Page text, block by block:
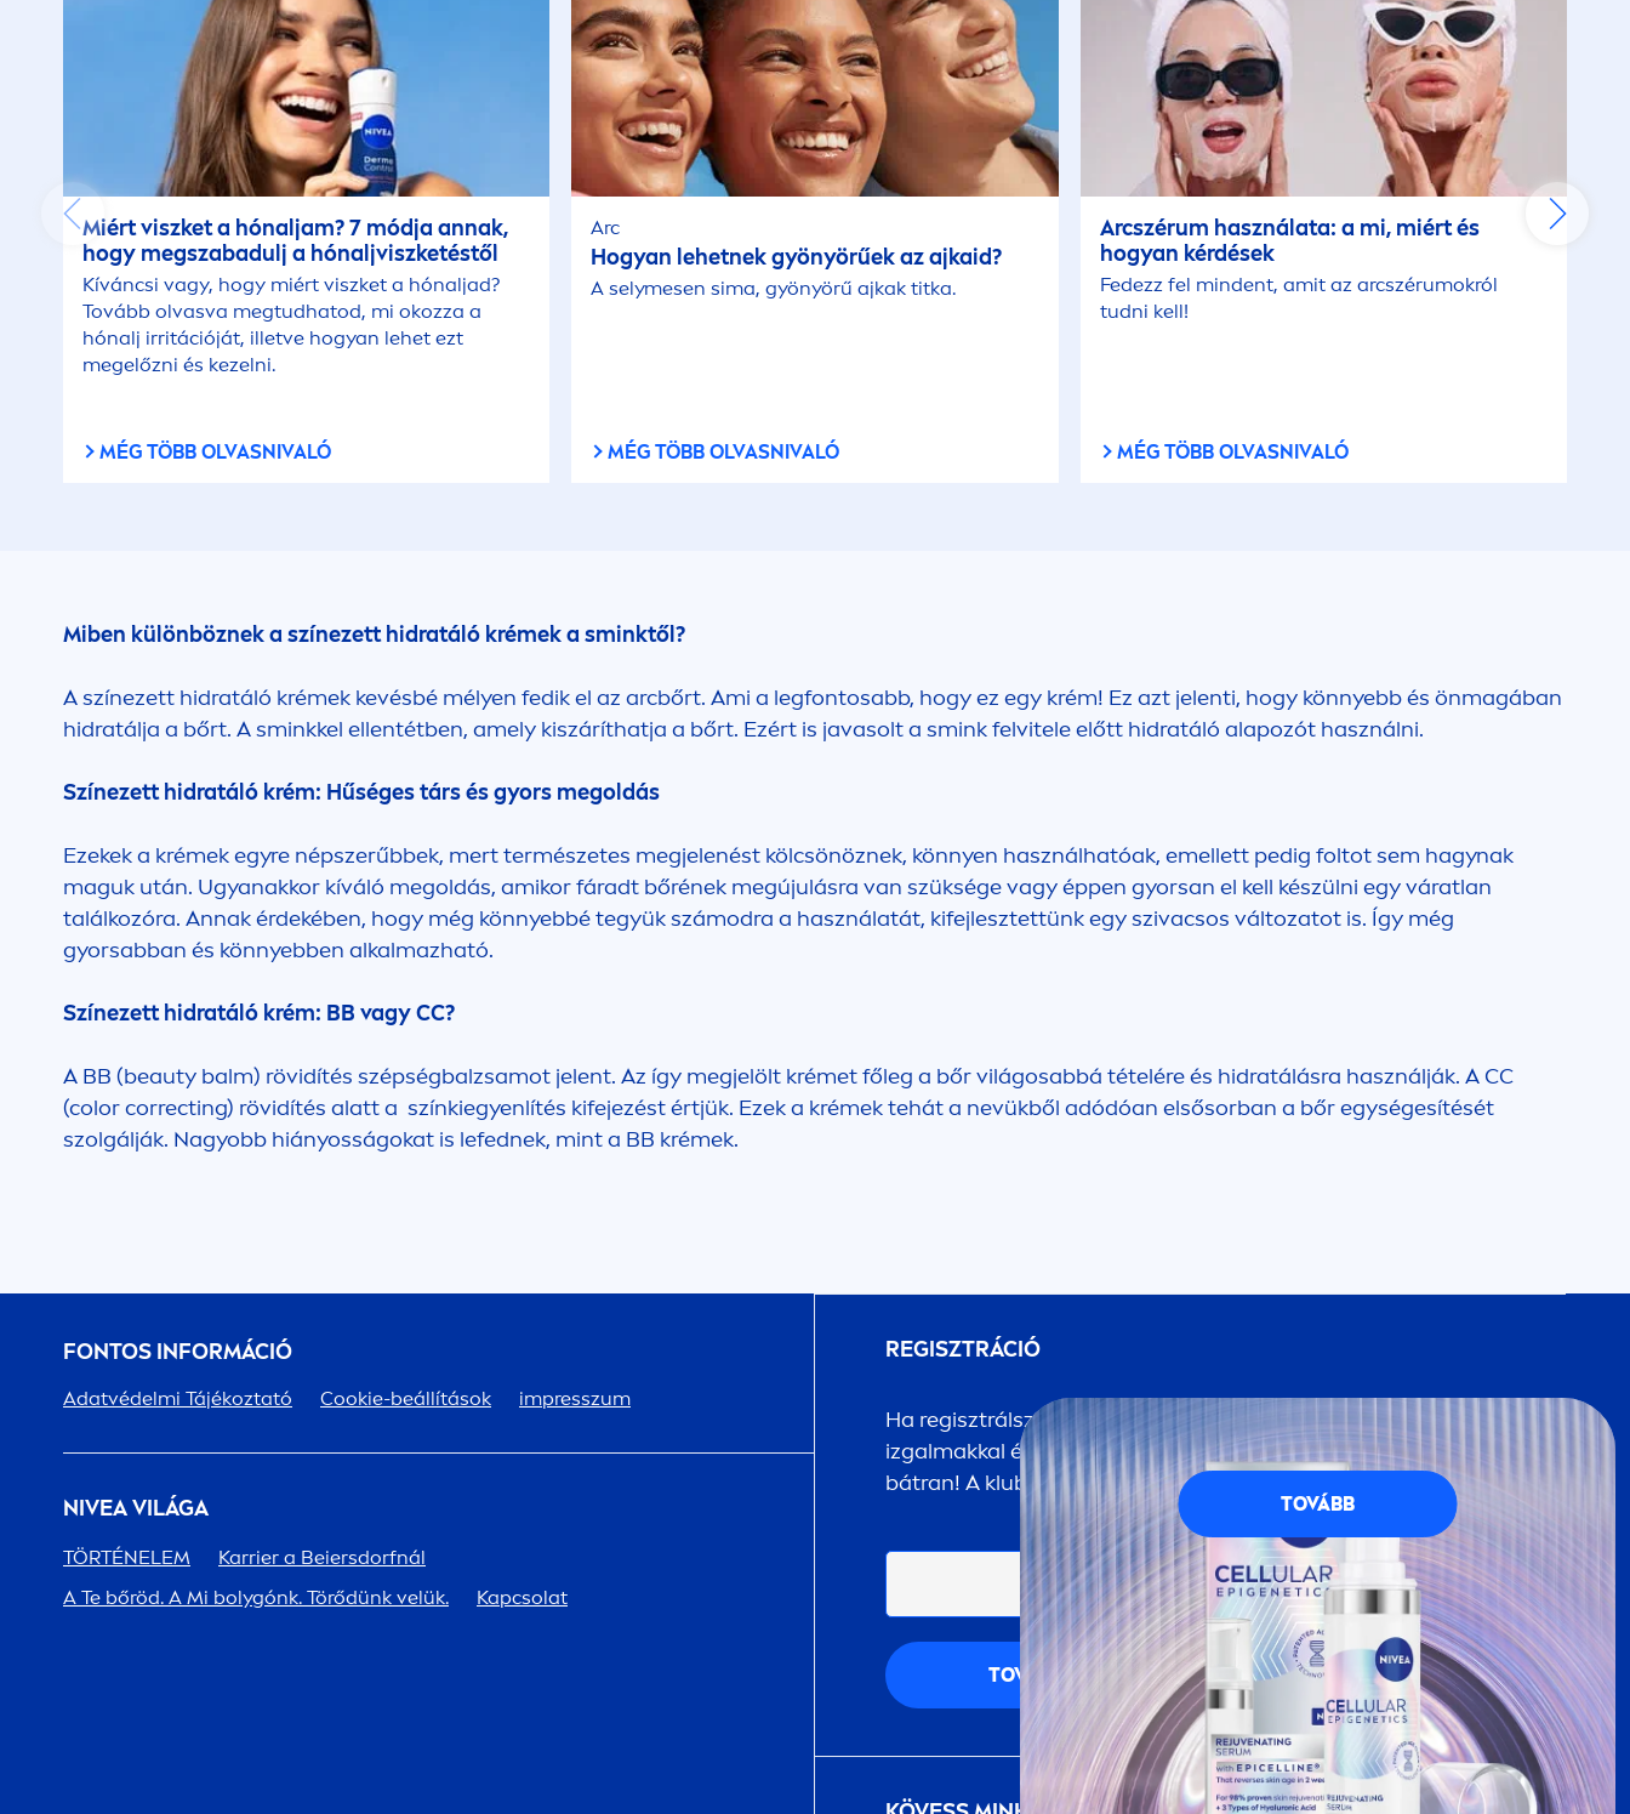
Miért viszket a hónaljam? 7 módja annak,
hogy megszabadulj a hónaljviszketéstől
Kíváncsi vagy, hogy miért viszket a hónaljad?
Tovább olvasva megtudhatod, mi okozza a
hónalj irritációját, illetve hogyan lehet ezt
megelőzni és kezelni.
MÉG TÖBB OLVASNIVALÓ
Arc
Hogyan lehetnek gyönyörűek az ajkaid?
A selymesen sima, gyönyörű ajkak titka.
MÉG TÖBB OLVASNIVALÓ
Arcszérum használata: a mi, miért és
hogyan kérdések
Fedezz fel mindent, amit az arcszérumokról
tudni kell!
MÉG TÖBB OLVASNIVALÓ
Miben különböznek a színezett hidratáló krémek a sminktől?
A színezett hidratáló krémek kevésbé mélyen fedik el az arcbőrt. Ami a legfontosabb, hogy ez egy krém! Ez azt jelenti, hogy könnyebb és önmagában
hidratálja a bőrt. A sminkkel ellentétben, amely kiszáríthatja a bőrt. Ezért is javasolt a smink felvitele előtt hidratáló alapozót használni.
Színezett hidratáló krém: Hűséges társ és gyors megoldás
Ezekek a krémek egyre népszerűbbek, mert természetes megjelenést kölcsönöznek, könnyen használhatóak, emellett pedig foltot sem hagynak
maguk után. Ugyanakkor kíváló megoldás, amikor fáradt bőrének megújulásra van szüksége vagy éppen gyorsan el kell készülni egy váratlan
találkozóra. Annak érdekében, hogy még könnyebbé tegyük számodra a használatát, kifejlesztettünk egy szivacsos változatot is. Így még
gyorsabban és könnyebben alkalmazható.
Színezett hidratáló krém: BB vagy CC?
A BB (beauty balm) rövidítés szépségbalzsamot jelent. Az így megjelölt krémet főleg a bőr világosabbá tételére és hidratálásra használják. A CC
(colorcorrecting) rövidítés alatt a színkiegyenlítés kifejezést értjük. Ezek a krémek tehát a nevükből adódóan elsősorban a bőr egységesítését
szolgálják. Nagyobb hiányosságokat is lefednek, mint a BB krémek.
FONTOS INFORMÁCIÓ
Adatvédelmi Tájékoztató Cookie-beállítások impresszum
NIVEAVILÁGA
TÖRTÉNELEM
Karrier a Beiersdorfnál
A Te bőröd. A Mi bolygónk. Törődünk velük.
Kapcsolat
REGISZTRÁCIÓ
Ha regisztrálsz a
izgalmakkal és meglepetésekkel teli, kék-fehér világának. Regisztrálj
bátran! A klubtagság számos előnnyel jár.
TOVÁBB
TOVÁBB